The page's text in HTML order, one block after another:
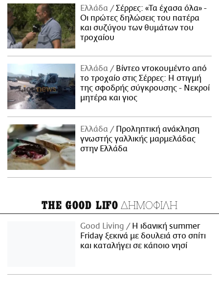
Ελλάδα
Σέρρες: «Τα έχασα όλα» -
Οι πρώτες δηλώσεις του πατέρα
και συζύγου των θυμάτων του
τροχαίου
Ελλάδα
Βίντεο ντοκουμέντο από
το τροχαίο στις Σέρρες: Η στιγμή
της σφοδρής σύγκρουσης - Νεκροί
μητέρα και γιος
Ελλάδα
Προληπτική ανάκληση
γνωστής γαλλικής μαρμελάδας
στην Ελλάδα
THE GOOD LIFO ΔΗΜΟΦΙΛΗ
Good Living
Η ιδανική summer
Friday ξεκινά με δουλειά στο σπίτι
και καταλήγει σε κάποιο νησί